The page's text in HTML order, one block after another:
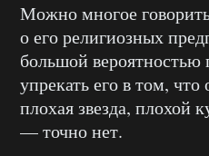
Можно многое
о его религиозных
большой
упрекать его в том, что
плохая звезда, плохой
— точно нет.